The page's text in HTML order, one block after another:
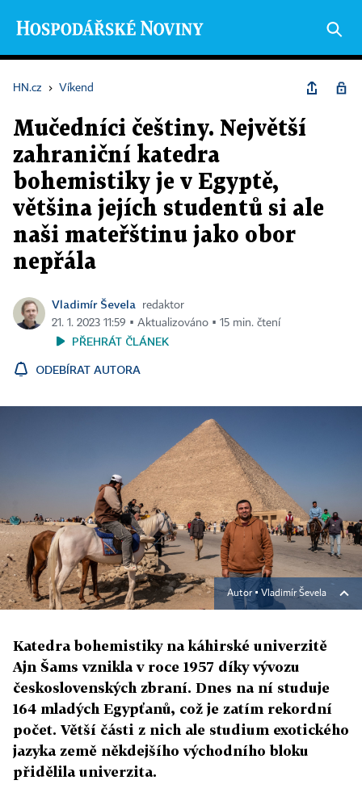
HN.cz › Víkend
Mučedníci češtiny. Největší
zahraniční katedra
bohemistiky je v Egyptě,
většina jejích studentů si ale
naši mateřštinu jako obor
nepřála
Vladimír Ševela
redaktor
21. 1. 2023 11:59 ▪ Aktualizováno ▪ 15 min. čtení
PŘEHRÁT ČLÁNEK
ODEBÍRAT AUTORA
Autor ▪ Vladimír Ševela
Katedra bohemistiky na káhirské univerzitě
Ajn Šams vznikla v roce 1957 díky vývozu
československých zbraní. Dnes na ní studuje
164 mladých Egypťanů, což je zatím rekordní
počet. Větší části z nich ale studium exotického
jazyka země někdejšího východního bloku
přidělila univerzita.